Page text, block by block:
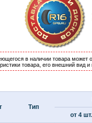
в наличии товара может
товара, его внешний вид
Тип
от 4 шт.